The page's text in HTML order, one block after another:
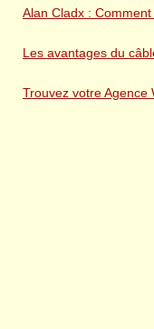
Alan Cladx : Comment
Les avantages du
Trouvez votre Agence